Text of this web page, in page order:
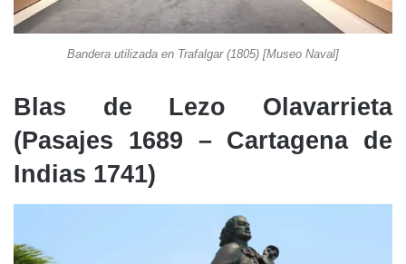
Bandera utilizada en Trafalgar (1805) [Museo Naval]
Blas de Lezo Olavarrieta
(Pasajes 1689 – Cartagena de
Indias 1741)